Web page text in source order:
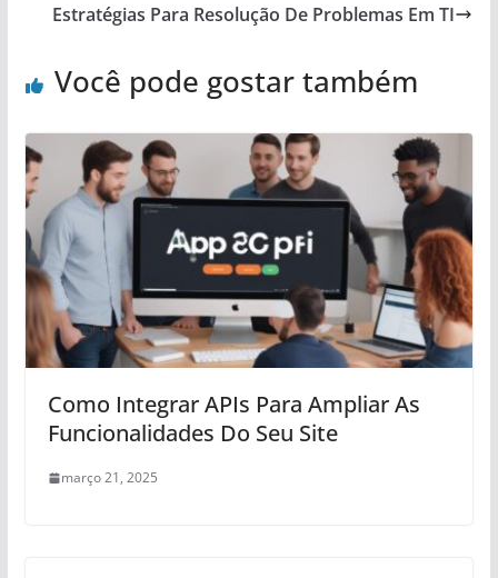
Estratégias Para Resolução De Problemas Em TI
Você pode gostar também
Como Integrar APIs Para Ampliar As
Funcionalidades Do Seu Site
março 21, 2025